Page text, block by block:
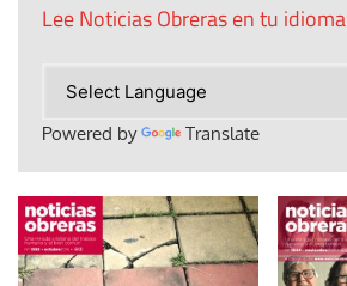
Lee Noticias Obreras en tu idioma
Powered by Translate